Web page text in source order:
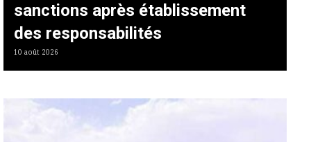
sanctions après établissement
des responsabilités
10 août 2026